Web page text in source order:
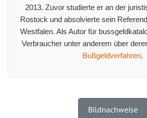
2013. Zuvor studierte er an der
Rostock und absolvierte sein
Westfalen. Als Autor für
Verbraucher unter anderem über
Bußgeldverfahren.
Bildnachweise